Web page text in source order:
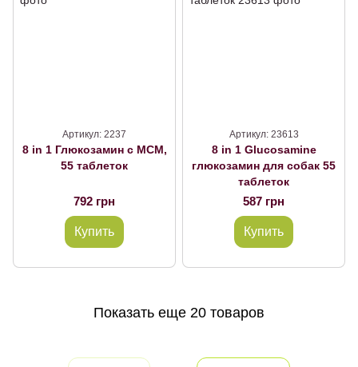
Артикул: 2237
8 in 1 Глюкозамин с МСМ,
55 таблеток
792 грн
Купить
Артикул: 23613
8 in 1 Glucosamine
глюкозамин для собак 55
таблеток
587 грн
Купить
Показать еще 20 товаров